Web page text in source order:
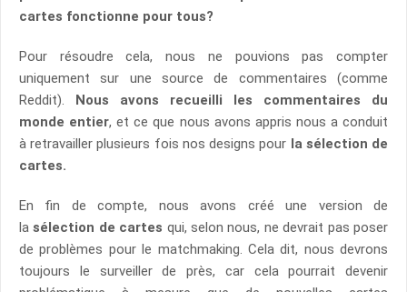
cartes fonctionne pour tous?
Pour résoudre cela, nous ne pouvions pas compter
uniquement sur une source de commentaires (comme
Reddit). Nous avons recueilli les commentaires du
monde entier, et ce que nous avons appris nous a conduit
à retravailler plusieurs fois nos designs pour la sélection de
cartes.
En fin de compte, nous avons créé une version de
lasélection de cartes qui, selon nous, ne devrait pas poser
de problèmes pour le matchmaking. Cela dit, nous devrons
toujours le surveiller de près, car cela pourrait devenir